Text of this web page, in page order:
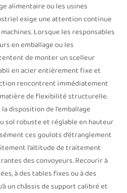
alimentaire ou les usines
exige une attention continue
Lorsque les responsables
en emballage ou les
de monter un scelleur
en acier entièrement fixe et
rencontrent immédiatement
de flexibilité structurelle.
disposition de l’emballage
sol robuste et réglable en hauteur
ces goulots d’étranglement
l’altitude de traitement
des convoyeurs. Recourir à
à des tables fixes ou à des
un châssis de support calibré et